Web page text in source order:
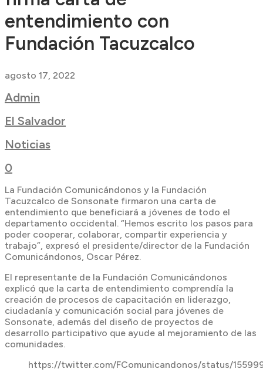
entendimiento con
Fundación Tacuzcalco
agosto 17, 2022
Admin
El Salvador
Noticias
0
La Fundación Comunicándonos y la Fundación
Tacuzcalco de Sonsonate firmaron una carta de
entendimiento que beneficiará a jóvenes de todo el
departamento occidental. “Hemos escrito los pasos para
poder cooperar, colaborar, compartir experiencia y
trabajo”, expresó el presidente/director de la Fundación
Comunicándonos, Oscar Pérez.
El representante de la Fundación Comunicándonos
explicó que la carta de entendimiento comprendía la
creación de procesos de capacitación en liderazgo,
ciudadanía y comunicación social para jóvenes de
Sonsonate, además del diseño de proyectos de
desarrollo participativo que ayude al mejoramiento de las
comunidades.
https://twitter.com/FComunicandonos/status/